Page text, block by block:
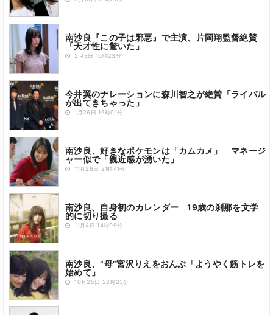
南沙良『この子は邪悪』で主演、片岡翔監督絶賛
「天才性に驚いた」
2月3日 10時23分
今井翼のナレーションに森川智之が絶賛「ライバル
が出てきちゃった」
1月26日 15時01分
南沙良、好きなポケモンは「カムカメ」 マネージ
ャー似で「親近感が湧いた」
11月26日 21時41分
南沙良、自身初のカレンダー 19歳の刹那を文学
的に切り撮る
11月4日 14時09分
南沙良、“母”宮沢りえをおんぶ「ようやく筋トレを
始めて」
10月25日 22時23分